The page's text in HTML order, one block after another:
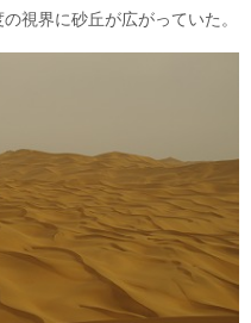
視界に砂丘が広がっていた。